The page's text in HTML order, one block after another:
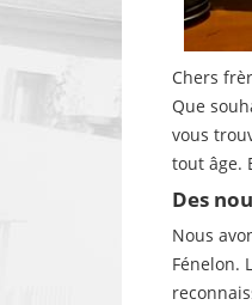
Chers
Que
vous
tout âge.
Des
Nous
Fénelon.